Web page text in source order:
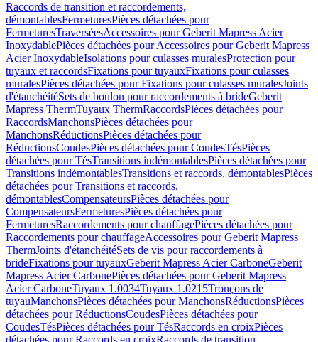
Raccords de transition et raccordements,
démontablesFermeturesPièces détachées pour
FermeturesTraverséesAccessoires pour Geberit Mapress Acier
InoxydablePièces détachées pour Accessoires pour Geberit Mapress
Acier InoxydableIsolations pour culasses muralesProtection pour
tuyaux et raccordsFixations pour tuyauxFixations pour culasses
muralesPièces détachées pour Fixations pour culasses muralesJoints
d'étanchéitéSets de boulon pour raccordements à brideGeberit
Mapress ThermTuyaux ThermRaccordsPièces détachées pour
RaccordsManchonsPièces détachées pour
ManchonsRéductionsPièces détachées pour
RéductionsCoudesPièces détachées pour CoudesTésPièces
détachées pour TésTransitions indémontablesPièces détachées pour
Transitions indémontablesTransitions et raccords, démontablesPièces
détachées pour Transitions et raccords,
démontablesCompensateursPièces détachées pour
CompensateursFermeturesPièces détachées pour
FermeturesRaccordements pour chauffagePièces détachées pour
Raccordements pour chauffageAccessoires pour Geberit Mapress
ThermJoints d'étanchéitéSets de vis pour raccordements à
brideFixations pour tuyauxGeberit Mapress Acier CarboneGeberit
Mapress Acier CarbonePièces détachées pour Geberit Mapress
Acier CarboneTuyaux 1.0034Tuyaux 1.0215Tronçons de
tuyauManchonsPièces détachées pour ManchonsRéductionsPièces
détachées pour RéductionsCoudesPièces détachées pour
CoudesTésPièces détachées pour TésRaccords en croixPièces
détachées pour Raccords en croixRaccords de transition